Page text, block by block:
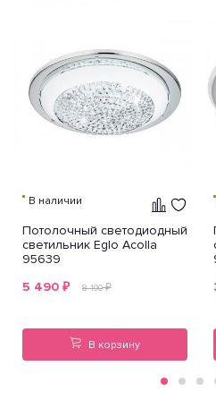
В наличии
Потолочный светодиодный
светильник Eglo Acolla
95639
5 490 ₽ 8 190₽
В корзину